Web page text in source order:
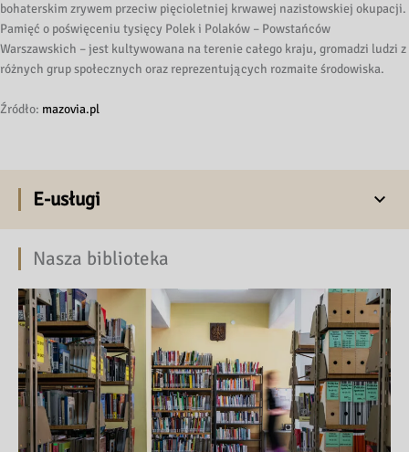
bohaterskim zrywem przeciw pięcioletniej krwawej nazistowskiej okupacji.
Pamięć o poświęceniu tysięcy Polek i Polaków – Powstańców
Warszawskich – jest kultywowana na terenie całego kraju, gromadzi ludzi z
różnych grup społecznych oraz reprezentujących rozmaite środowiska.
Źródło: mazovia.pl
E-usługi
Nasza biblioteka